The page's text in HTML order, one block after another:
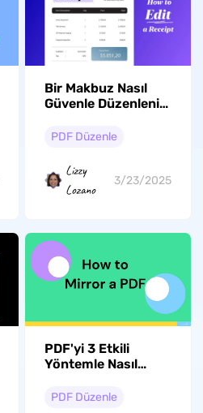
Bir Makbuz Nasıl
Güvenle Düzenlenir:
Yapılır Kılavuzu
PDF Düzenle
Lizzy
Lozano
3/23/2025
PDF'yi 3 Etkili
Yöntemle Nasıl
PDF Düzenle